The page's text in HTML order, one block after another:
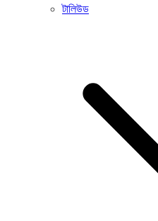
টালিউড